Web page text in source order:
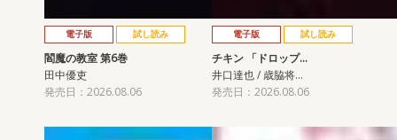
電子版 試し読み
閻魔の教室 第6巻
田中優吏
発売日：2026.08.06
電子版 試し読み
チキン 「ドロップ…
井口達也 / 歳脇将…
発売日：2026.08.06